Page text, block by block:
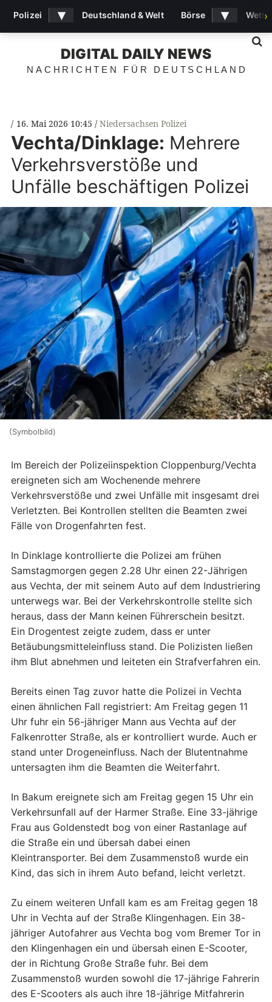
DIGITAL DAILY NEWS
NACHRICHTEN FÜR DEUTSCHLAND
16. Mai 2026 10:45 Niedersachsen Polizei
Vechta/Dinklage: Mehrere
Verkehrsverstöße und
Unfälle beschäftigen Polizei
(Symbolbild)
Im Bereich der Polizeiinspektion Cloppenburg/Vechta
ereigneten sich am Wochenende mehrere
Verkehrsverstöße und zwei Unfälle mit insgesamt drei
Verletzten. Bei Kontrollen stellten die Beamten zwei
Fälle von Drogenfahrten fest.
In Dinklage kontrollierte die Polizei am frühen
Samstagmorgen gegen 2.28 Uhr einen 22-Jährigen
aus Vechta, der mit seinem Auto auf dem Industriering
unterwegs war. Bei der Verkehrskontrolle stellte sich
heraus, dass der Mann keinen Führerschein besitzt.
Ein Drogentest zeigte zudem, dass er unter
Betäubungsmitteleinfluss stand. Die Polizisten ließen
ihm Blut abnehmen und leiteten ein Strafverfahren ein.
Bereits einen Tag zuvor hatte die Polizei in Vechta
einen ähnlichen Fall registriert: Am Freitag gegen 11
Uhr fuhr ein 56-jähriger Mann aus Vechta auf der
Falkenrotter Straße, als er kontrolliert wurde. Auch er
stand unter Drogeneinfluss. Nach der Blutentnahme
untersagten ihm die Beamten die Weiterfahrt.
In Bakum ereignete sich am Freitag gegen 15 Uhr ein
Verkehrsunfall auf der Harmer Straße. Eine 33-jährige
Frau aus Goldenstedt bog von einer Rastanlage auf
die Straße ein und übersah dabei einen
Kleintransporter. Bei dem Zusammenstoß wurde ein
Kind, das sich in ihrem Auto befand, leicht verletzt.
Zu einem weiteren Unfall kam es am Freitag gegen 18
Uhr in Vechta auf der Straße Klingenhagen. Ein 38-
jähriger Autofahrer aus Vechta bog vom Bremer Tor in
den Klingenhagen ein und übersah einen E-Scooter,
der in Richtung Große Straße fuhr. Bei dem
Zusammenstoß wurden sowohl die 17-jährige Fahrerin
des E-Scooters als auch ihre 18-jährige Mitfahrerin
Polizei ▾ Deutschland & Welt Börse ▾ ›